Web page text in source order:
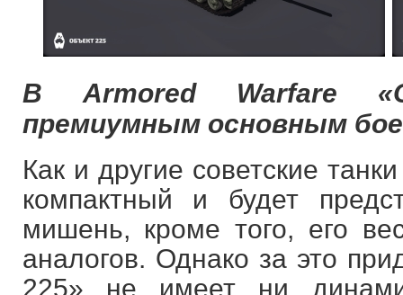
В Armored Warfare
премиумным основным
Как и другие советские
компактный и будет
мишень, кроме того, его
аналогов. Однако за это
225» не имеет ни